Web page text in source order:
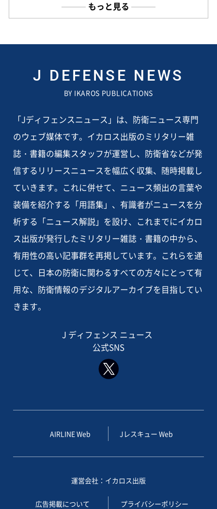
もっと見る
J DEFENSE NEWS
BY IKAROS PUBLICATIONS
「Jディフェンスニュース」は、防衛ニュース専門
のウェブ媒体です。イカロス出版のミリタリー雑
誌・書籍の編集スタッフが運営し、防衛省などが発
信するリリースニュースを幅広く収集、随時掲載し
ていきます。これに併せて、ニュース頻出の言葉や
装備を紹介する「用語集」、有識者がニュースを分
析する「ニュース解説」を設け、これまでにイカロ
ス出版が発行したミリタリー雑誌・書籍の中から、
有用性の高い記事群を再掲しています。これらを通
じて、日本の防衛に関わるすべての方々にとって有
用な、防衛情報のデジタルアーカイブを目指してい
きます。
J ディフェンス ニュース
公式SNS
AIRLINE Web Jレスキュー Web
運営会社：イカロス出版
広告掲載について プライバシーポリシー